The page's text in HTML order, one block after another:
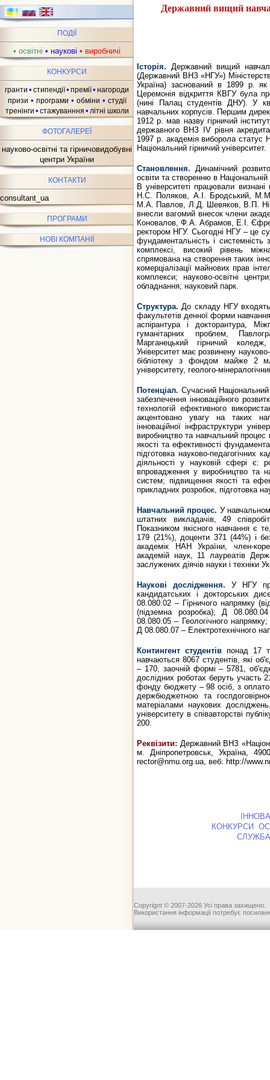
ПОДІЇ
• освітні • наукові • виробничі
КОНКУРСИ
гранти • стипендії• премії• нагороди
призи • програми • обміни • студії
тренінги • стажуванння • літні школи
ФОТОГАЛЕРЕЇ
науково-освітні та гірничовидобувні
центри України
КОНТАКТИ
consultant_ua
ПРОГРАМИ
НОВІ КОМПАНІЇ
Державний вищий
Історія. Державний вищий
(Державний ВНЗ «НГУ»)
Україна) заснований в 1899 р.
Церемонія відкриття КВГУ була
(нині Палац студентів ДНУ). У
навчальних корпусів. Першим
1912 р. мав назву гірничий
державного ВНЗ IV рівня
1997 р. академія виборола статус
Національний гірничий університет.
Становлення. Динамічний
освіти та створенню в
В університеті працювали
Н.С. Поляков, А.І. Бродський,
М.А. Павлов, Л.Д. Шевяков, В.П.
внесли вагомий внесок члени
Коновалов, Ф.А. Абрамов, Е.І.
ректором НГУ. Сьогодні НГУ – це
фундаментальність і системність
комплексі, високий рівень
спрямована на створення таких
комерціалізації майнових прав
комплекси; науково-освітні
обладнання; науковий парк.
Структура. До складу НГУ входять:
факультетів денної форми
аспірантура і докторантура,
гуманітарних проблем,
Марганецький гірничий коледж,
Університет має розвинену
бібліотеку з фондом майже 2
університету, геолого-
Потенціал. Сучасний
забезпечення інноваційного
технологій ефективного
акцентовано увагу на таких
інноваційної інфраструктури
виробництво та навчальний процес
якості та ефективності
підготовка науково-педагогічних
діяльності у науковій сфері є:
впровадження у виробництво та
систем; підвищення якості та
прикладних розробок, підготовка
Навчальний процес. У
штатних викладачів, 49
Показником якісного навчання є
179 (21%), доценти 371 (44%) і
академік НАН України, член-
академій наук, 11 лауреатів
заслужених діячів науки і техніки
Наукові дослідження. У НГУ
кандидатських і докторських
08.080.02 – Гірничого напрямку
(підземна розробка); Д
08.080.05 – Геологічного
Д 08.080.07 – Електротехнічного
Контингент студентів понад 17
навчаються 8067 студентів, які
– 170, заочній формі – 5781,
дослідних роботах беруть участь
фонду бюджету – 98 осіб, з
держбюджетною та
матеріалами наукових
університету в співавторстві
200.
Реквізити: Державний ВНЗ
м. Дніпропетровськ, Україна,
rector@nmu.org.ua, веб: http://
КОНКУРСИ
Copyrignt © 2007-2026 Усі права захищено.
Використання інформації потребує